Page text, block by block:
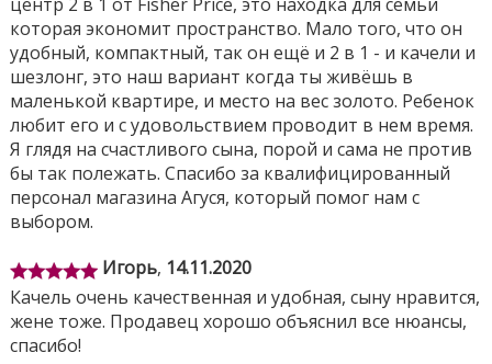
Преимущества Fisher-Price 2-in-1 Soothe 'n Play Glider –
Ocean Sands 2-in-1 Baby Rocker and Glider with Dual Motion
Swaying:
Модель 2 в 1 – это одновременно и качели, и
шезлонг.
Качание и качели и отдельно шезлонга в двух
направлениях (фактически это модель 4 в 1)
Электронная панель управления и самый
современный дизайн
Эффективное скользящее укачивание
Регулируемый наклон спинки и надежный
ремень безопасности
Работает от сети (экономьте на батарейках!)
Для детей от рождения до 1 года (рассчитан на
которая экономит пространство. Мало того, что он
удобный, компактный, так он ещё и 2 в 1 - и качели и
шезлонг, это наш вариант когда ты живёшь в
маленькой квартире, и место на вес золото. Ребенок
любит его и с удовольствием проводит в нем время.
Я глядя на счастливого сына, порой и сама не против
бы так полежать. Спасибо за квалифицированный
персонал магазина Агуся, который помог нам с
выбором.
Игорь, 14.11.2020
Качель очень качественная и удобная, сыну нравится,
жене тоже. Продавец хорошо объяснил все нюансы,
спасибо!